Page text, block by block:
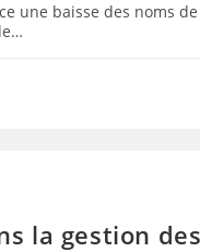
une baisse des noms
la gestion